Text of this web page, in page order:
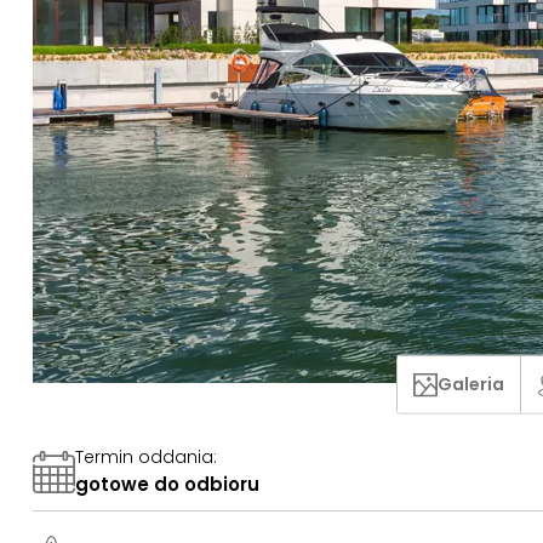
Galeria
Termin oddania:
gotowe do odbioru